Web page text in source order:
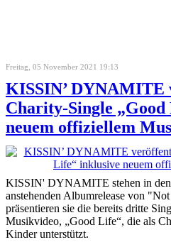
Freitag, 05 November 2021 19:13
KISSIN’ DYNAMITE
Charity-Single
neuem offiziellem
KISSIN' DYNAMITE stehen in den
anstehenden Albumrelease von
präsentieren sie die bereits dritte
Musikvideo, „Good Life“, die als
Kinder unterstützt.